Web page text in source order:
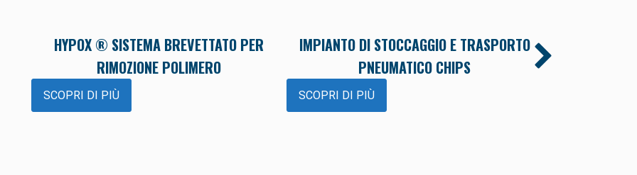
HYPOX ® SISTEMA BREVETTATO PER
RIMOZIONE POLIMERO
SCOPRI DI PIÙ
IMPIANTO DI STOCCAGGIO E TRASPORTO
PNEUMATICO CHIPS
SCOPRI DI PIÙ
CENTRI DI